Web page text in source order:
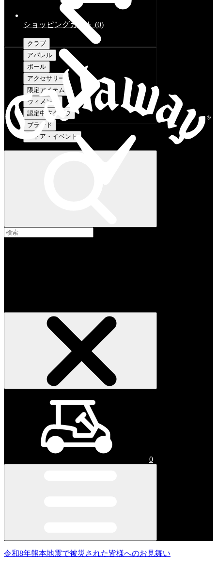
ショッピングカート (0)
クラブ
アパレル
ボール
アクセサリー
限定アイテム
ウィメンズ
認定中古クラブ
ブランド
ストア・イベント
0
令和8年熊本地震で被災された皆様へのお見舞い